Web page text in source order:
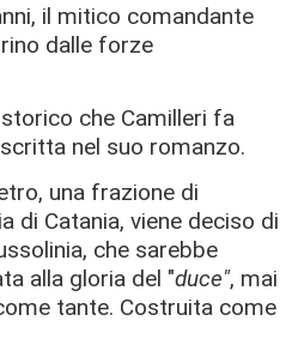
il mitico comandante
dalle forze
che Camilleri fa
nel suo romanzo.
una frazione di
di Catania, viene deciso di
che sarebbe
alla gloria del "duce", mai
tante. Costruita come